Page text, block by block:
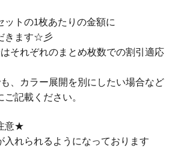
ットの1枚あたりの金額に
きます☆彡
それぞれのまとめ枚数での割引適応
、カラー展開を別にしたい場合など
記載ください。
意★
入れられるようになっております